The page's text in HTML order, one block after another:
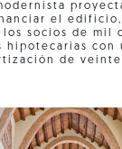
el
los socios de mil
hipotecarias con
de veinte